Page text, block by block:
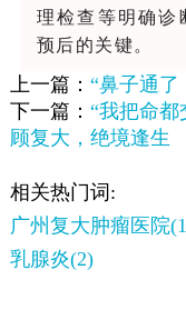
理检查等明确诊
预后的关键。
上一篇： “鼻子通了
下一篇： “我把命
顾复大，绝境逢生
相关热门词:
广州复大肿瘤医院
乳腺炎(2)